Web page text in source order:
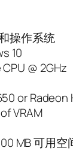
操作系统
10
@ 2GHz
or Radeon
VRAM
MB 可用空